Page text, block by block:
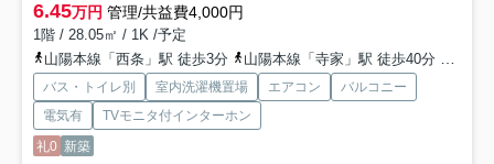
6.45万円 管理/共益費4,000円
1階 / 28.05㎡ / 1K /予定
山陽本線「西条」駅 徒歩3分
山陽本線「寺家」駅 徒歩40分 山陽
バス・トイレ別 室内洗濯機置場 エアコン
バルコニー
電気有
TVモニタ付インターホン
礼0 新築